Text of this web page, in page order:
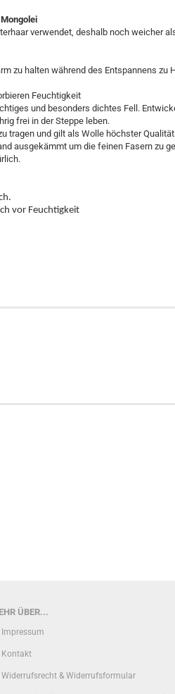
verwendet, deshalb noch weicher
zu halten während des Entspannens zu
Feuchtigkeit
und besonders dichtes Fell.
frei in der Steppe leben.
tragen und gilt als Wolle höchster
ausgekämmt um die feinen Fasern zu
vor Feuchtigkeit
ÜBER...
Impressum
Kontakt
Widerrufsrecht & Widerrufsformular